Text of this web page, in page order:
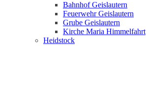
Bahnhof Geislautern
Feuerwehr Geislautern
Grube Geislautern
Kirche Maria Himmelfahrt
Heidstock